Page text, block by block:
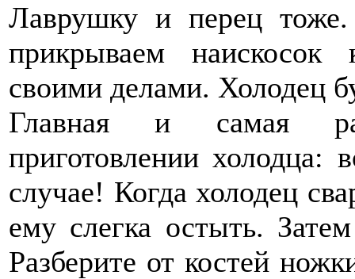
Лаврушку и перец
прикрываем
своими делами. Холодец
Главная и самая
приготовлении холодца:
случае! Когда холодец
ему слегка остыть.
Разберите от костей